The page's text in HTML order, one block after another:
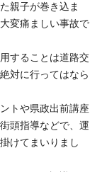
親子が巻き込ま
変痛ましい事故で
することは道路交
対に行ってはなら
トや県政出前講座
頭指導などで、運
けてまいりまし